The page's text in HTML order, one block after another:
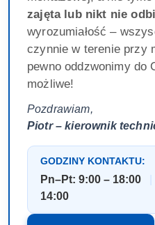
zajęta lub nikt nie
wyrozumiałość –
czynnie w terenie przy
pewno oddzwonimy do
możliwe!
Pozdrawiam,
Piotr – kierownik
GODZINY KONTAKTU:
Pn–Pt: 9:00 – 18:00
14:00